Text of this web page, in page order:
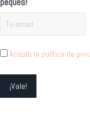
Acepto la política de